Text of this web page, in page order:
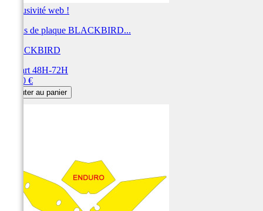
Exclusivité web !
Fonds de plaque BLACKBIRD...
BLACKBIRD
Départ 48H-72H
28,80 €
Ajouter au panier